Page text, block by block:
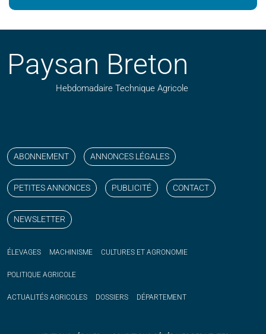
Paysan Breton
Hebdomadaire Technique Agricole
ABONNEMENT ANNONCES LÉGALES
PETITES ANNONCES PUBLICITÉ CONTACT
NEWSLETTER
ÉLEVAGES MACHINISME CULTURES ET AGRONOMIE
POLITIQUE AGRICOLE
ACTUALITÉS AGRICOLES DOSSIERS DÉPARTEMENT